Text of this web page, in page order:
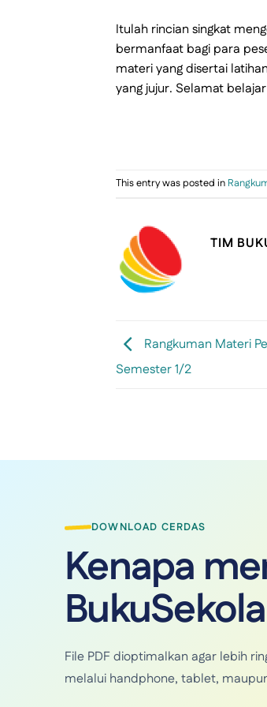
Itulah rincian singkat
bermanfaat bagi para
materi yang disertai
yang jujur. Selamat
This entry was posted in
TIM
Rangkuman Materi
Semester 1/2
DOWNLOAD CERDAS
Kenapa
File PDF dioptimalkan agar lebih
melalui handphone, tablet,